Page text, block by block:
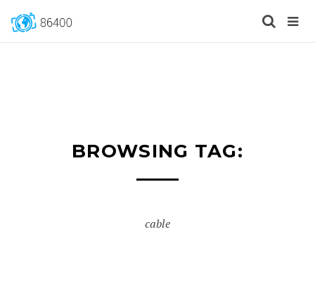
BROWSING TAG:
cable